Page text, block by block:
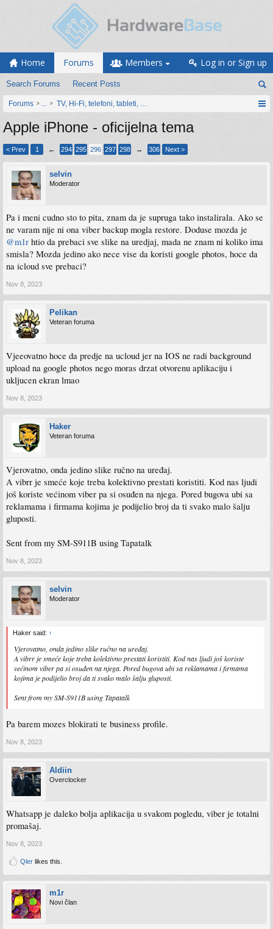
Home Forums
Search Forums Recent Posts
Members Log in or Sign up
Forums ... TV, Hi-Fi, telefoni, tableti, satovi, IoT oprema
Apple iPhone - oficijelna tema
< Prev 1 ← 294 295 296 297 298 → 306 Next >
selvin
Moderator
Pa i meni cudno sto to pita, znam da je supruga tako instalirala. Ako se
ne varam nije ni ona viber backup mogla restore. Doduse mozda je
@m1r htio da prebaci sve slike na uredjaj, mada ne znam ni koliko ima
smisla? Mozda jedino ako nece vise da koristi google photos, hoce da
na icloud sve prebaci?
Nov 8, 2023
Pelikan
Veteran foruma
Vjeeovatno hoce da predje na ucloud jer na IOS ne radi background
upload na google photos nego moras drzat otvorenu aplikaciju i
ukljucen ekran lmao
Nov 8, 2023
Haker
Veteran foruma
Vjerovatno, onda jedino slike ručno na uređaj.
A vibrr je smeće koje treba kolektivno prestati koristiti. Kod nas ljudi
još koriste većinom viber pa si osuđen na njega. Pored bugova ubi sa
reklamama i firmama kojima je podijelio broj da ti svako malo šalju
gluposti.
Sent from my SM-S911B using Tapatalk
Nov 8, 2023
selvin
Moderator
Haker said: ↑
Vjerovatno, onda jedino slike ručno na uređaj.
A vibrr je smeće koje treba kolektivno prestati koristiti. Kod nas ljudi još koriste
većinom viber pa si osuđen na njega. Pored bugova ubi sa reklamama i firmama
kojima je podijelio broj da ti svako malo šalju gluposti.
Sent from my SM-S911B using Tapatalk
Pa barem mozes blokirati te business profile.
Nov 8, 2023
Aldiin
Overclocker
Whatsapp je daleko bolja aplikacija u svakom pogledu, viber je totalni
promašaj.
Nov 8, 2023
Qler likes this.
m1r
Novi član